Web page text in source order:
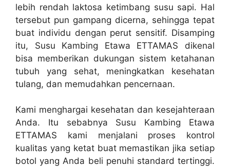
lebih rendah laktosa ketimbang susu sapi. Hal
tersebut pun gampang dicerna, sehingga tepat
buat individu dengan perut sensitif. Disamping
itu, Susu Kambing Etawa ETTAMAS dikenal
bisa memberikan dukungan sistem ketahanan
tubuh yang sehat, meningkatkan kesehatan
tulang, dan memudahkan pencernaan.
Kami menghargai kesehatan dan kesejahteraan
Anda. Itu sebabnya Susu Kambing Etawa
ETTAMAS kami menjalani proses kontrol
kualitas yang ketat buat memastikan jika setiap
botol yang Anda beli penuhi standard tertinggi.